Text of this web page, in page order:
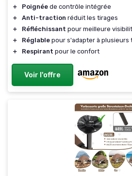
＋ Poignée de contrôle intégrée
＋
Anti-traction réduit les tirages
＋
Réfléchissant pour meilleure
＋
Réglable pour s'adapter à plusieurs
＋
Respirant pour le confort
Voir l'offre